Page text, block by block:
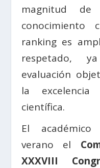
magnitud
conocimiento
ranking es
respetado,
evaluación
la
científica.
El
verano el
XXXVIII